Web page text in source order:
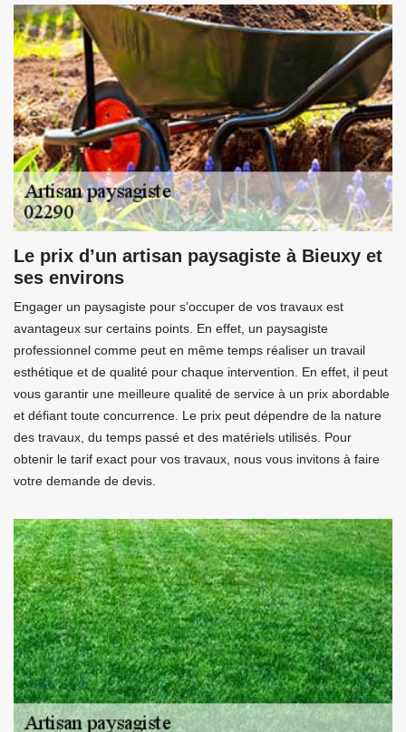
Le prix d’un artisan paysagiste à Bieuxy et
ses environs
Engager un paysagiste pour s’occuper de vos travaux est
avantageux sur certains points. En effet, un paysagiste
professionnel comme peut en même temps réaliser un travail
esthétique et de qualité pour chaque intervention. En effet, il peut
vous garantir une meilleure qualité de service à un prix abordable
et défiant toute concurrence. Le prix peut dépendre de la nature
des travaux, du temps passé et des matériels utilisés. Pour
obtenir le tarif exact pour vos travaux, nous vous invitons à faire
votre demande de devis.